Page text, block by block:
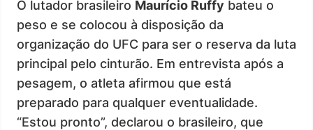
O lutador brasileiro Maurício Ruffy bateu o
peso e se colocou à disposição da
organização do UFC para ser o reserva da luta
principal pelo cinturão. Em entrevista após a
pesagem, o atleta afirmou que está
preparado para qualquer eventualidade.
“Estou pronto”, declarou o brasileiro, que